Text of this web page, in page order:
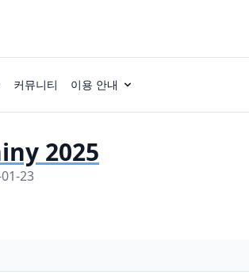
커뮤니티 이용 안내
2025
23